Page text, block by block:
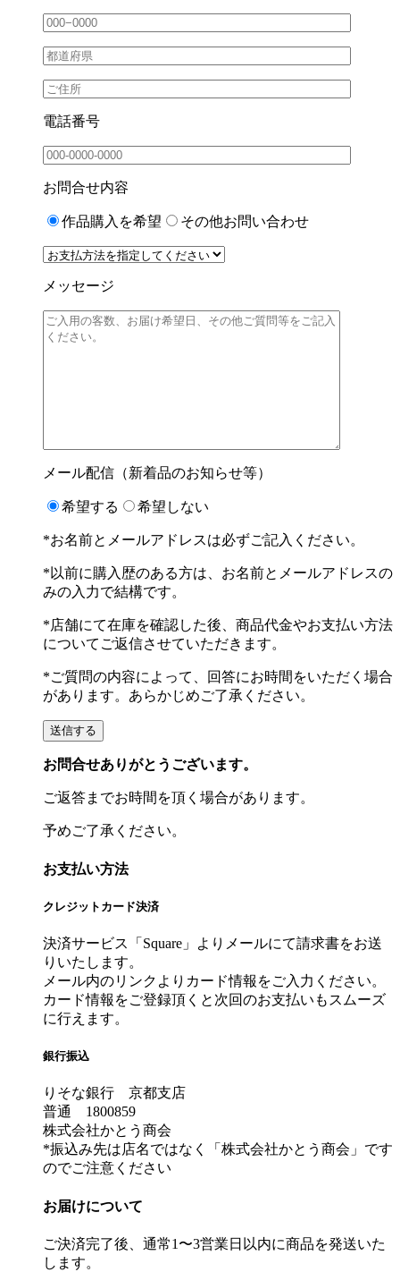
電話番号
お問合せ内容
作品購入を希望 その他お問い合わせ
メッセージ
メール配信（新着品のお知らせ等）
希望する 希望しない
*お名前とメールアドレスは必ずご記入ください。
*以前に購入歴のある方は、お名前とメールアドレスの
みの入力で結構です。
*店舗にて在庫を確認した後、商品代金やお支払い方法
についてご返信させていただきます。
*ご質問の内容によって、回答にお時間をいただく場合
があります。あらかじめご了承ください。
お問合せありがとうございます。
ご返答までお時間を頂く場合があります。
予めご了承ください。
お支払い方法
クレジットカード決済
決済サービス「Square」よりメールにて請求書をお送
りいたします。
メール内のリンクよりカード情報をご入力ください。
カード情報をご登録頂くと次回のお支払いもスムーズ
に行えます。
銀行振込
りそな銀行 京都支店
普通 1800859
株式会社かとう商会
*振込み先は店名ではなく「株式会社かとう商会」です
のでご注意ください
お届けについて
ご決済完了後、通常1〜3営業日以内に商品を発送いた
します。